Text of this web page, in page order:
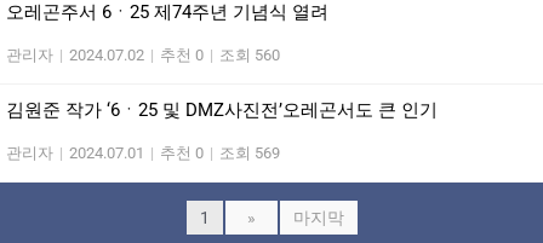
오레곤주서 6ㆍ25 제74주년 기념식 열려
관리자 | 2024.07.02 | 추천 0 | 조회 560
김원준 작가 ‘6ㆍ25 및 DMZ사진전’오레곤서도 큰 인기
관리자 | 2024.07.01 | 추천 0 | 조회 569
1 » 마지막